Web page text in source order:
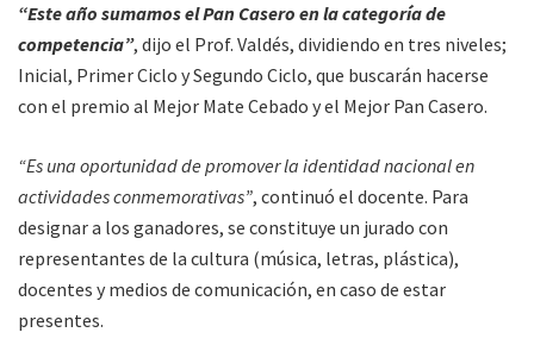
“Este año sumamos el Pan Casero en la categoría de
competencia”, dijo el Prof. Valdés, dividiendo en tres niveles;
Inicial, Primer Ciclo y Segundo Ciclo, que buscarán hacerse
con el premio al Mejor Mate Cebado y el Mejor Pan Casero.
“Es una oportunidad de promover la identidad nacional en
actividades conmemorativas”, continuó el docente. Para
designar a los ganadores, se constituye un jurado con
representantes de la cultura (música, letras, plástica),
docentes y medios de comunicación, en caso de estar
presentes.